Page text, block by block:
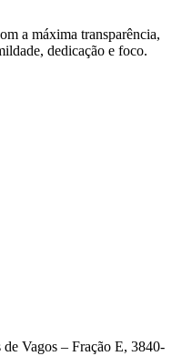
a máxima transparência,
dedicação e foco.
Vagos – Fração E, 3840-